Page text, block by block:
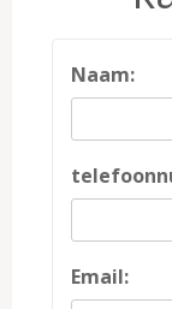
Naam:
Email: